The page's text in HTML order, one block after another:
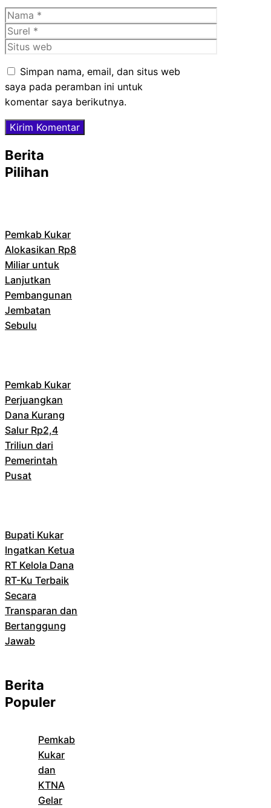
Nama
Surel
Situs
Simpan nama, email, dan situs web
saya pada peramban ini untuk
komentar saya berikutnya.
Berita
Pilihan
Pemkab Kukar
Alokasikan Rp8
Miliar untuk
Lanjutkan
Pembangunan
Jembatan
Sebulu
Pemkab Kukar
Perjuangkan
Dana Kurang
Salur Rp2,4
Triliun dari
Pemerintah
Pusat
Bupati Kukar
Ingatkan Ketua
RT Kelola Dana
RT-Ku Terbaik
Secara
Transparan dan
Bertanggung
Jawab
Berita
Populer
Pemkab
Kukar
dan
KTNA
Gelar